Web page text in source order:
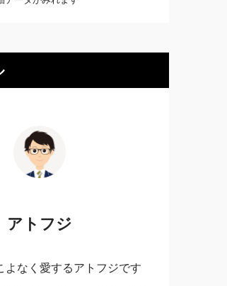
アトフジ
よなく愛するアトフジです